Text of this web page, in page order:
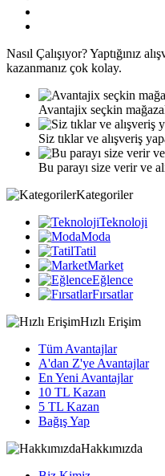
Nasıl Çalışıyor?Yaptığınız
kazanmanız çok kolay.
Avantajix seçkin
Siz tıklar ve alışveriş
Bu parayı size verir ve
Kategoriler
Teknoloji
Moda
Tatil
Market
Eğlence
Fırsatlar
Hızlı Erişim
Tüm Avantajlar
A'dan Z'ye Avantajlar
En Yeni Avantajlar
10 TL Kazan
5 TL Kazan
Bağış Yap
Hakkımızda